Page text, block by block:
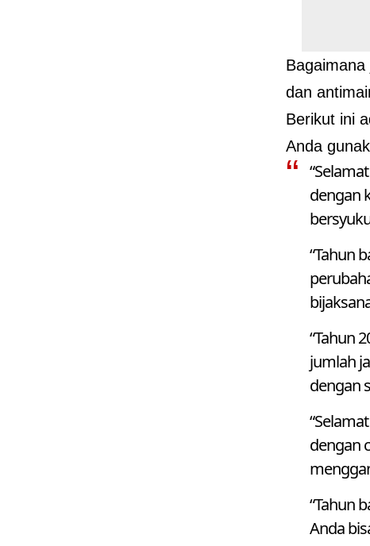
dan
Berikut ini
Anda
dengan
“Tahun
“Tahun
jumlah
dengan
dengan
“Tahun
Anda